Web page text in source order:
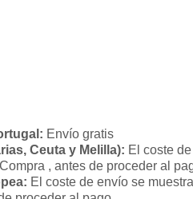
Envío gratis
Ceuta y Melilla): El coste
, antes de proceder al
El coste de envío se